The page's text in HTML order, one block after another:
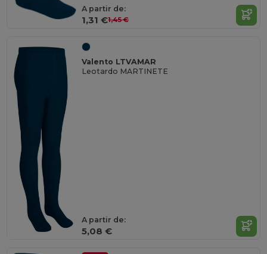
A partir de:
1,31 €1,45 €
Valento LTVAMAR
Leotardo MARTINETE
A partir de:
5,08 €